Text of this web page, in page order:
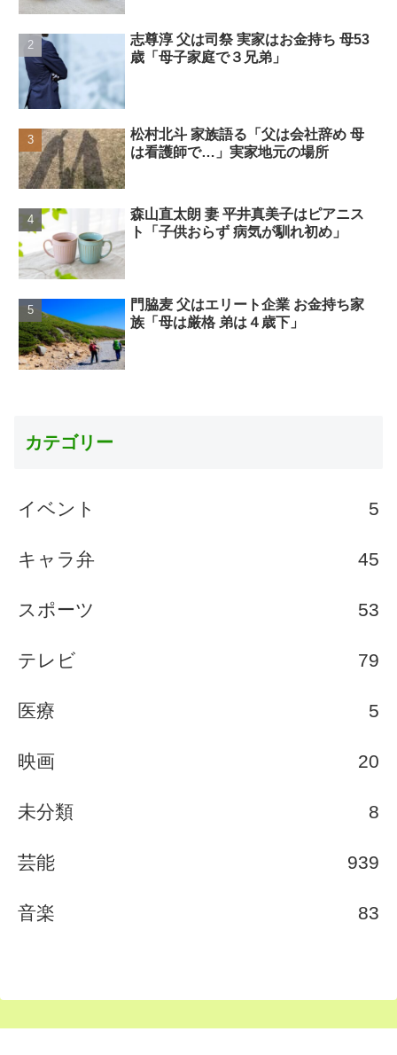
志尊淳 父は司祭 実家はお金持ち 母53
歳「母子家庭で３兄弟」
松村北斗 家族語る「父は会社辞め 母
は看護師で…」実家地元の場所
森山直太朗 妻 平井真美子はピアニス
ト「子供おらず 病気が馴れ初め」
門脇麦 父はエリート企業 お金持ち家
族「母は厳格 弟は４歳下」
カテゴリー
イベント 5
キャラ弁 45
スポーツ 53
テレビ 79
医療 5
映画 20
未分類 8
芸能 939
音楽 83